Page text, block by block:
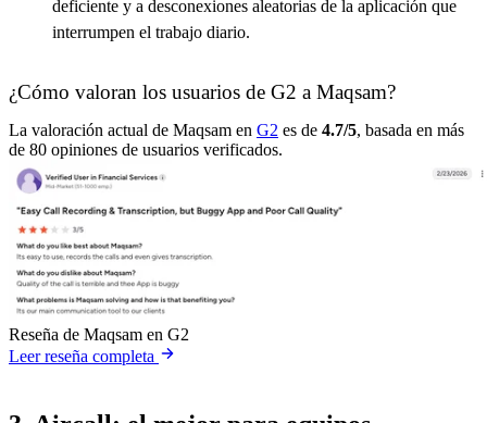
deficiente y a desconexiones aleatorias de la aplicación que
interrumpen el trabajo diario.
¿Cómo valoran los usuarios de G2 a Maqsam?
La valoración actual de Maqsam en G2 es de 4.7/5, basada en más
de 80 opiniones de usuarios verificados.
Reseña de Maqsam en G2
Leer reseña completa